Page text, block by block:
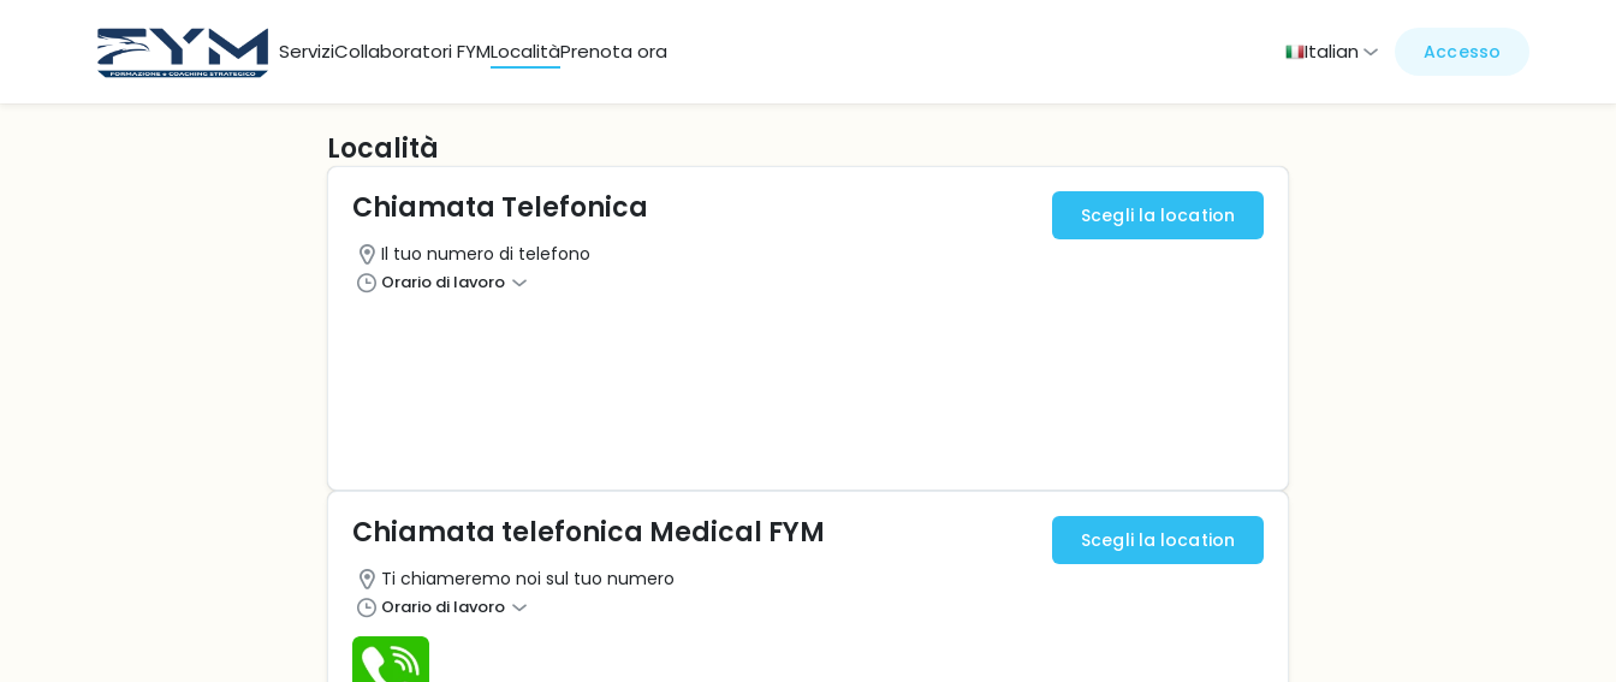
ServiziCollaboratori FYMLocalitàPrenota ora Italian Accesso
Località
Chiamata Telefonica
Scegli la location
Il tuo numero di telefono
Orario di lavoro
Chiamata telefonica Medical FYM
Scegli la location
Ti chiameremo noi sul tuo numero
Orario di lavoro